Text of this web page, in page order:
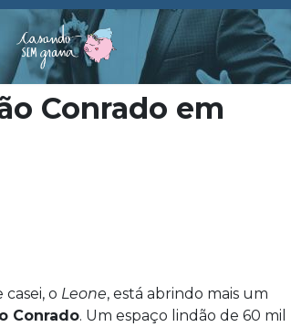
Conrado em
o Leone, está abrindo mais um
Conrado. Um espaço lindão de 60 mil